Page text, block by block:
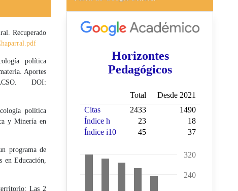
Recuperado
política
Aportes
DOI:
política
y Minería en
programa de
Educación,
Las 2